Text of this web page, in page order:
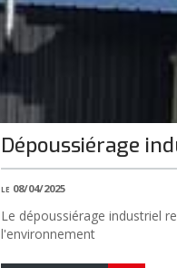
Dépoussiérage
le 08/04/2025
Le dépoussiérage industriel
l'environnement